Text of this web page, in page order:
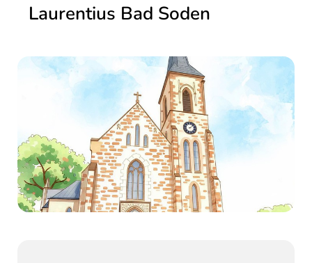
Laurentius Bad Soden